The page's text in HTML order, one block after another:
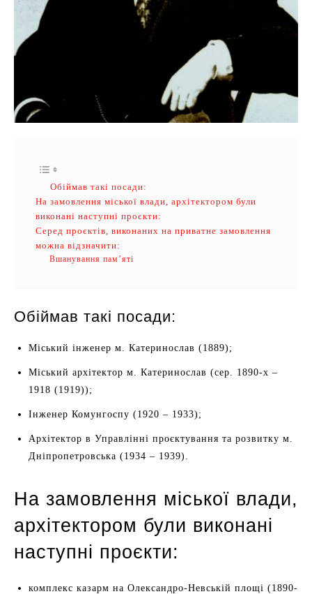
Обіймав такі посади:
На замовлення міської влади, архітектором були
виконані наступні проєкти:
Серед проєктів, виконаних на приватне замовлення
можна відзначити:
Вшанування пам’яті
Обіймав такі посади:
Міський інженер м. Катеринослав (1889);
Міський архітектор м. Катеринослав (сер. 1890-х –
1918 (1919));
Інженер Комунгоспу (1920 – 1933);
Архітектор в Управлінні проєктування та розвитку м.
Дніпропетровська (1934 – 1939).
На замовлення міської влади,
архітектором були виконані
наступні проєкти:
комплекс казарм на Олександро-Невській площі (1890-